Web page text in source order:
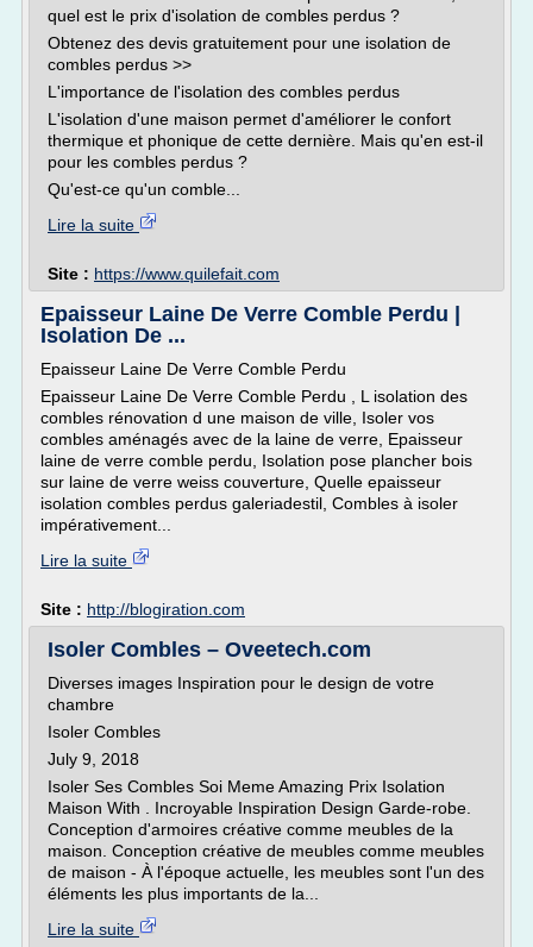
quel est le prix d'isolation de combles perdus ?
Obtenez des devis gratuitement pour une isolation de
combles perdus >>
L'importance de l'isolation des combles perdus
L'isolation d'une maison permet d'améliorer le confort
thermique et phonique de cette dernière. Mais qu'en est-il
pour les combles perdus ?
Qu'est-ce qu'un comble...
Lire la suite
Site : https://www.quilefait.com
Epaisseur Laine De Verre Comble Perdu |
Isolation De ...
Epaisseur Laine De Verre Comble Perdu
Epaisseur Laine De Verre Comble Perdu , L isolation des
combles rénovation d une maison de ville, Isoler vos
combles aménagés avec de la laine de verre, Epaisseur
laine de verre comble perdu, Isolation pose plancher bois
sur laine de verre weiss couverture, Quelle epaisseur
isolation combles perdus galeriadestil, Combles à isoler
impérativement...
Lire la suite
Site : http://blogiration.com
Isoler Combles – Oveetech.com
Diverses images Inspiration pour le design de votre
chambre
Isoler Combles
July 9, 2018
Isoler Ses Combles Soi Meme Amazing Prix Isolation
Maison With . Incroyable Inspiration Design Garde-robe.
Conception d'armoires créative comme meubles de la
maison. Conception créative de meubles comme meubles
de maison - À l'époque actuelle, les meubles sont l'un des
éléments les plus importants de la...
Lire la suite